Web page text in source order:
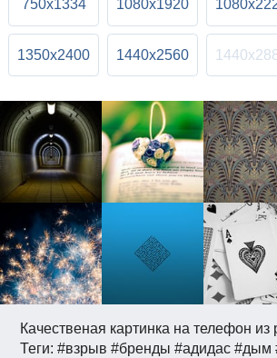
Качественая картинка на телефон из
Теги: #взрыв #бренды #адидас #дым
750x1334 1080x1920
1350x2400 1440x2560